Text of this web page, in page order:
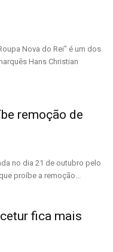
Nova do Rei" é um dos
Hans Christian
remoção de
no dia 21 de outubro pelo
proíbe a remoção...
fica mais